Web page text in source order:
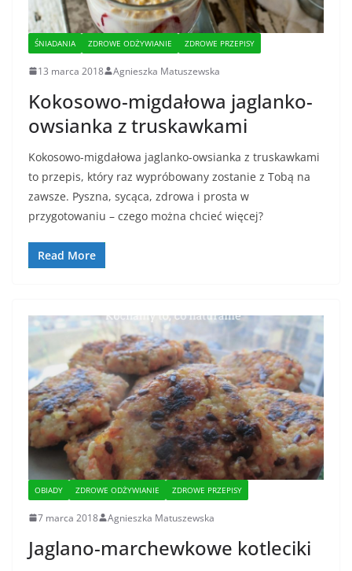
ŚNIADANIA ZDROWE ODŻYWIANIE ZDROWE PRZEPISY
13 marca 2018 Agnieszka Matuszewska
Kokosowo-migdałowa jaglanko-
owsianka z truskawkami
Kokosowo-migdałowa jaglanko-owsianka z truskawkami
to przepis, który raz wypróbowany zostanie z Tobą na
zawsze. Pyszna, sycąca, zdrowa i prosta w
przygotowaniu – czego można chcieć więcej?
Read More
OBIADY ZDROWE ODŻYWIANIE ZDROWE PRZEPISY
7 marca 2018 Agnieszka Matuszewska
Jaglano-marchewkowe kotleciki